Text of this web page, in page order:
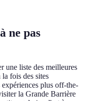
ne pas
une liste des meilleures
fois des sites
plus off-the-
la Grande Barrière